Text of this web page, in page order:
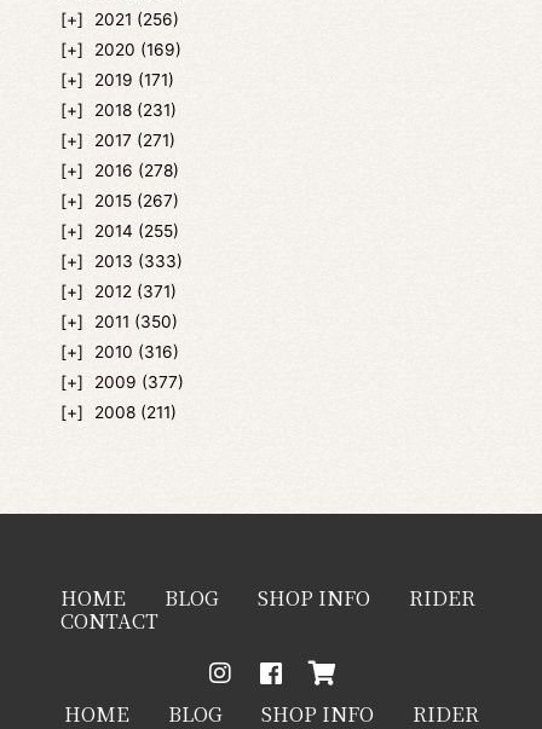
2021 (256)
2020 (169)
2019 (171)
2018 (231)
2017 (271)
2016 (278)
2015 (267)
2014 (255)
2013 (333)
2012 (371)
2011 (350)
2010 (316)
2009 (377)
2008 (211)
HOME BLOG SHOP INFO RIDER
CONTACT
HOME BLOG SHOP INFO RIDER